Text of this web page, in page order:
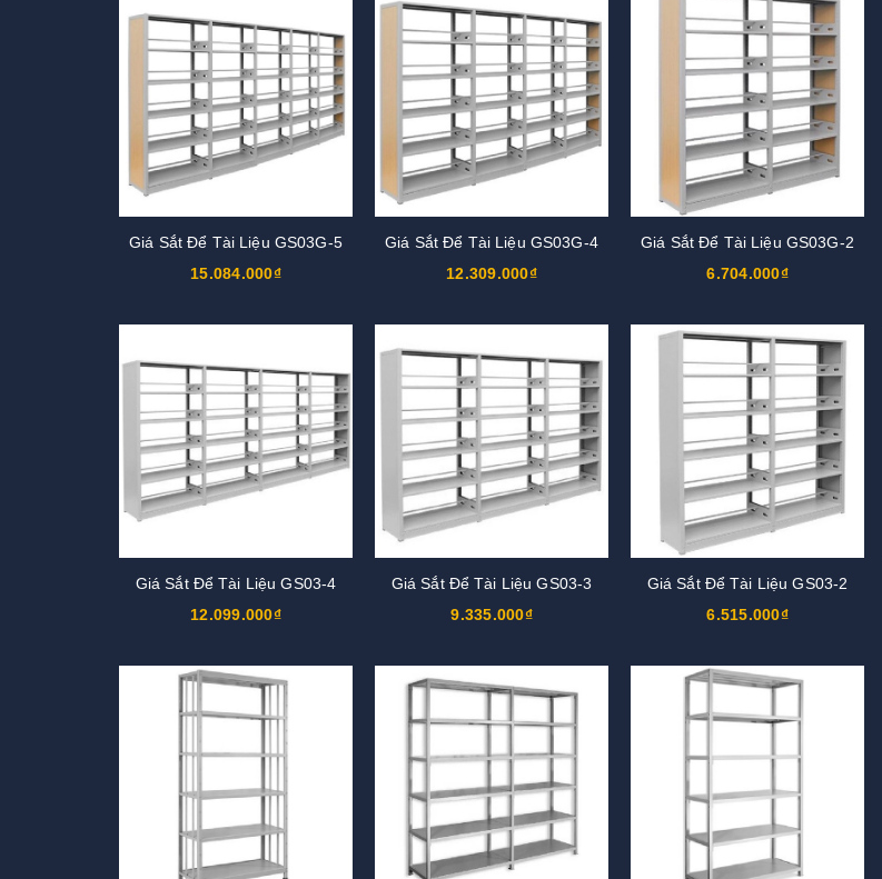
Giá Sắt Để Tài Liệu GS03G-5
15.084.000₫
Giá Sắt Để Tài Liệu GS03G-4
12.309.000₫
Giá Sắt Để Tài Liệu GS03G-2
6.704.000₫
Giá Sắt Để Tài Liệu GS03-4
12.099.000₫
Giá Sắt Để Tài Liệu GS03-3
9.335.000₫
Giá Sắt Để Tài Liệu GS03-2
6.515.000₫